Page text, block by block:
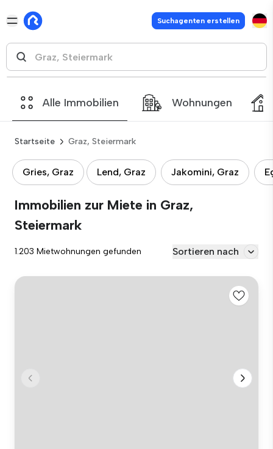
Suchagenten erstellen
Alle Immobilien Wohnungen
Startseite Graz, Steiermark
Gries, Graz Lend, Graz Jakomini, Graz
Immobilien zur Miete in Graz,
Steiermark
1.203 Mietwohnungen gefunden Sortieren nach